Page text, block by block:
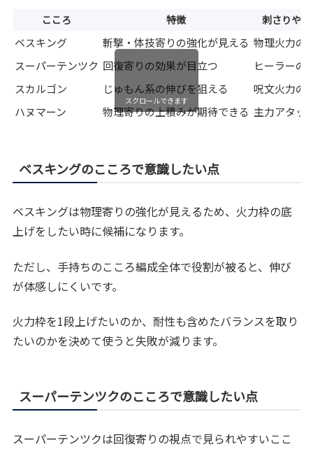
こころ 特徴 刺さりや
ベスキング 斬撃・体技寄りの強化が見える 物理火力の
スーパーテンツク 回復寄りの効果が目立つ
ヒーラーの
スカルゴン
じゅもん系の伸びを狙える
呪文火力の
ハヌマーン
物理寄りの上積みが期待できる 主力アタッ
スクロールできます
ベスキングのこころで意識したい点
ベスキングは物理寄りの強化が見えるため、火力枠の底
上げをしたい時に候補になります。
ただし、手持ちのこころ編成全体で役割が被ると、伸び
が体感しにくいです。
火力枠を1段上げたいのか、耐性も含めたバランスを取り
たいのかを決めて使うと失敗が減ります。
スーパーテンツクのこころで意識したい点
スーパーテンツクは回復寄りの視点で見られやすいここ